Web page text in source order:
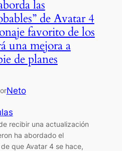
las
de Avatar 4
favorito de los
una mejora a
de planes
Neto
recibir una actualización
ha abordado el
que Avatar 4 se hace,